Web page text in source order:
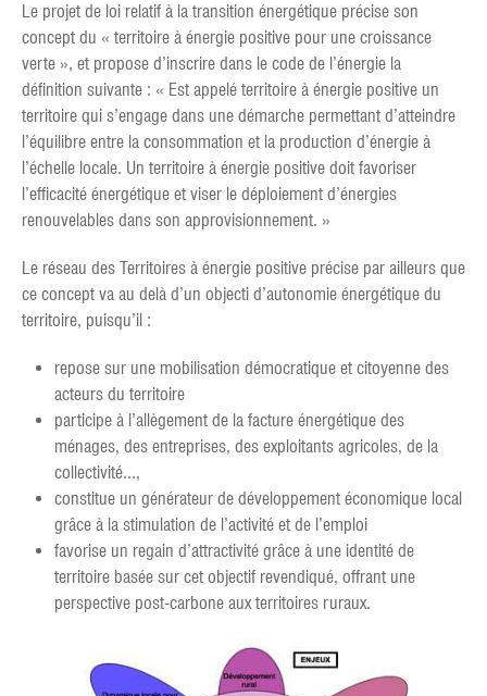
Le projet de loi relatif à la transition énergétique précise son
concept du « territoire à énergie positive pour une croissance
verte », et propose d’inscrire dans le code de l’énergie la
définition suivante : « Est appelé territoire à énergie positive un
territoire qui s’engage dans une démarche permettant d’atteindre
l’équilibre entre la consommation et la production d’énergie à
l’échelle locale. Un territoire à énergie positive doit favoriser
l’efficacité énergétique et viser le déploiement d’énergies
renouvelables dans son approvisionnement. »
Le réseau des Territoires à énergie positive précise par ailleurs que
ce concept va au delà d’un objecti d’autonomie énergétique du
territoire, puisqu’il :
repose sur une mobilisation démocratique et citoyenne des
acteurs du territoire
participe à l’allègement de la facture énergétique des
ménages, des entreprises, des exploitants agricoles, de la
collectivité...,
constitue un générateur de développement économique local
grâce à la stimulation de l’activité et de l’emploi
favorise un regain d’attractivité grâce à une identité de
territoire basée sur cet objectif revendiqué, offrant une
perspective post-carbone aux territoires ruraux.